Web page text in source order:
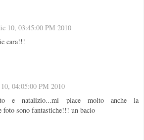
10, 03:45:00 PM 2010
cara!!!
04:05:00 PM 2010
e natalizio...mi piace molto anche la
foto sono fantastiche!!! un bacio